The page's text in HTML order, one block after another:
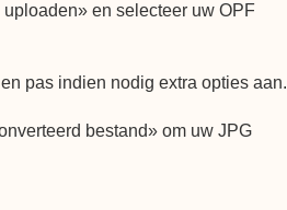
en selecteer uw OPF
pas indien nodig extra opties aan.
bestand» om uw JPG